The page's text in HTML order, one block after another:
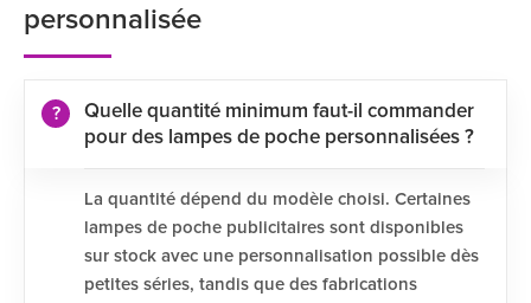
personnalisée
Quelle quantité minimum faut-il commander
pour des lampes de poche personnalisées ?
La quantité dépend du modèle choisi. Certaines
lampes de poche publicitaires sont disponibles
sur stock avec une personnalisation possible dès
petites séries, tandis que des fabrications